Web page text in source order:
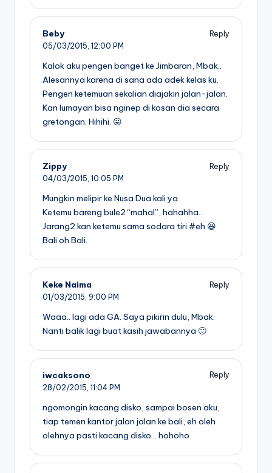
Beby
Reply
05/03/2015, 12:00 PM
Kalok aku pengen banget ke Jimbaran, Mbak..
Alesannya karena di sana ada adek kelas ku.
Pengen ketemuan sekalian diajakin jalan-jalan.
Kan lumayan bisa nginep di kosan dia secara
gretongan. Hihihi. 😛
Zippy
Reply
04/03/2015, 10:05 PM
Mungkin melipir ke Nusa Dua kali ya.
Ketemu bareng bule2 “mahal”, hahahha…
Jarang2 kan ketemu sama sodara tiri #eh 😆
Bali oh Bali.
Keke Naima
Reply
01/03/2015, 9:00 PM
Waaa.. lagi ada GA. Saya pikirin dulu, Mbak.
Nanti balik lagi buat kasih jawabannya 🙂
iwcaksono
Reply
28/02/2015, 11:04 PM
ngomongin kacang disko, sampai bosen aku,
tiap temen kantor jalan jalan ke bali, eh oleh
olehnya pasti kacang disko… hohoho